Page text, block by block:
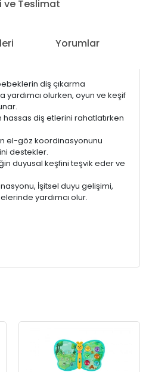
ve Teslimat
Yorumlar
diş çıkarma
olurken, oyun ve keşif
diş etlerini rahatlatırken
el-göz koordinasyonunu
destekler.
duyusal keşfini teşvik eder ve
İşitsel duyu gelişimi,
yardımcı olur.